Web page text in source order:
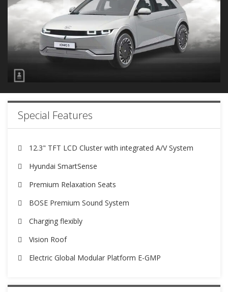
Special Features
12.3" TFT LCD Cluster with integrated A/V System
Hyundai SmartSense
Premium Relaxation Seats
BOSE Premium Sound System
Charging flexibly
Vision Roof
Electric Global Modular Platform E-GMP